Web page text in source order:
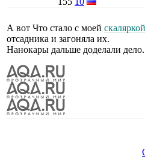
А вот Что стало с моей скаляркой
отсадника и загоняла их.
Нанокары дальше доделали дело.